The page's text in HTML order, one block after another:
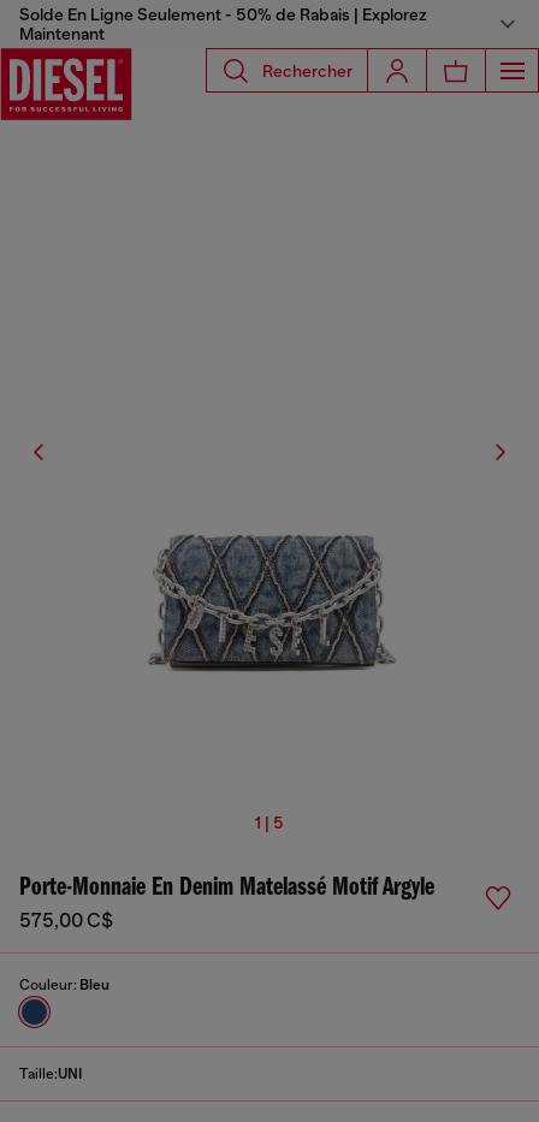
Solde En Ligne Seulement - 50% de Rabais | Explorez
Maintenant
Rechercher
1 | 5
Porte-Monnaie En Denim Matelassé Motif Argyle
575,00 C$
Couleur: Bleu
Taille:UNI